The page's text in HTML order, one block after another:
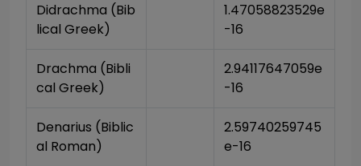
Didrachma (Bib
lical Greek)
1.47058823529e
-16
Drachma (Bibli
cal Greek)
2.94117647059e
-16
Denarius (Biblic
al Roman)
2.59740259745
e-16